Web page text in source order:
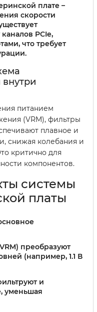
плате –
скорости
PCIe,
что требует
питанием
(VRM), фильтры
плавное и
снижая колебания и
критично для
компонентов.
системы
платы
преобразуют
(например, 1.1 В
и
уменьшая